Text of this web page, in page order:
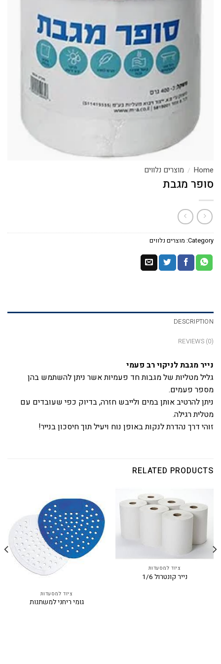
Home
/ מוצרים נלווים
סופר מגבת
Category: מוצרים נלווים
DESCRIPTION
REVIEWS (0)
נייר מגבת לניקוי רב פעמי
גליל מטליות של מגבות חד פעמיות אשר ניתן להשתמש בהן
מספר פעמים.
ניתן להרטיב אותן במים ולייבש חזרה, בדיוק כפי שעובדים עם
מטלית רגילה.
זוהי דרך נהדרת לנקות באופן נוח ויעיל תוך חיסכון בנייר!
RELATED PRODUCTS
ציוד למסעדות
נייר קונטרול 1/6
ציוד למסעדות
גומי ריחני למשתנות